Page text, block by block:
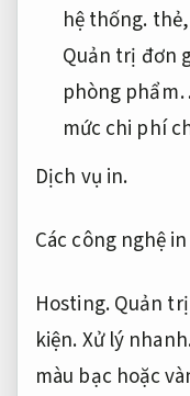
hệ thống. thẻ,
Quản trị đơn
phòng
mức chi phí
Dịch vụ in.
Các công nghệ
Hosting.Quản
kiện.Xử lý
màu bạc hoặc